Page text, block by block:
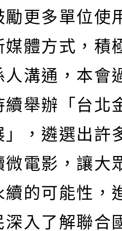
勵更多單位使
媒體方式，積
人溝通，本會
續舉辦「台北
」，遴選出許
微電影，讓大
續的可能性，
深入了解聯合